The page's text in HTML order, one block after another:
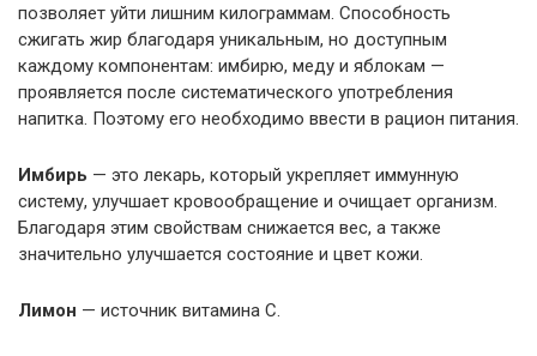
позволяет уйти лишним килограммам. Способность
сжигать жир благодаря уникальным, но доступным
каждому компонентам: имбирю, меду и яблокам —
проявляется после систематического употребления
напитка. Поэтому его необходимо ввести в рацион питания.
Имбирь — это лекарь, который укрепляет иммунную
систему, улучшает кровообращение и очищает организм.
Благодаря этим свойствам снижается вес, а также
значительно улучшается состояние и цвет кожи.
Лимон — источник витамина С.